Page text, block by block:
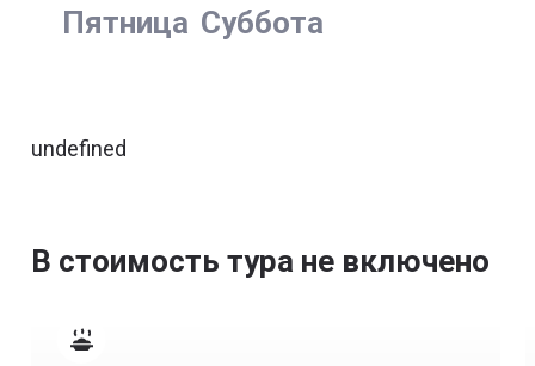
Пятница Суббота
undefined
В стоимость тура не включено